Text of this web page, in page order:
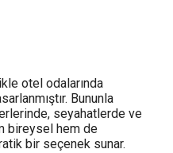
otel odalarında
Bununla
seyahatlerde ve
bireysel hem de
bir seçenek sunar.